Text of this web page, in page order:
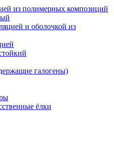
из полимерных композиций
и оболочкой из
галогены)
ёлки